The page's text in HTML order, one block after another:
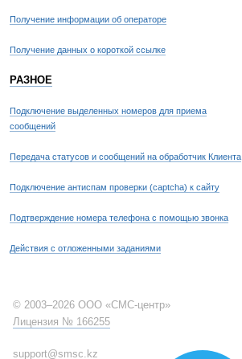
Получение информации об операторе
Получение данных о короткой ссылке
РАЗНОЕ
Подключение выделенных номеров для приема
сообщений
Передача статусов и сообщений на обработчик Клиента
Подключение антиспам проверки (captcha) к сайту
Подтверждение номера телефона с помощью звонка
Действия с отложенными заданиями
© 2003–2026 ООО «СМС-центр»
Лицензия № 166255
support@smsc.kz